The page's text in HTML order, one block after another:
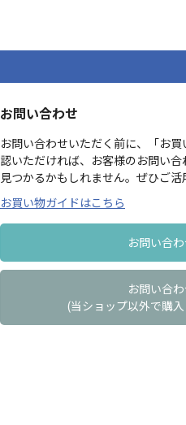
お問い合わせ
お問い合わせいただく前に、「お
認いただければ、お客様のお問い
見つかるかもしれません。ぜひご
お買い物ガイドはこちら
お問い合
お問い合
(当ショップ以外で購